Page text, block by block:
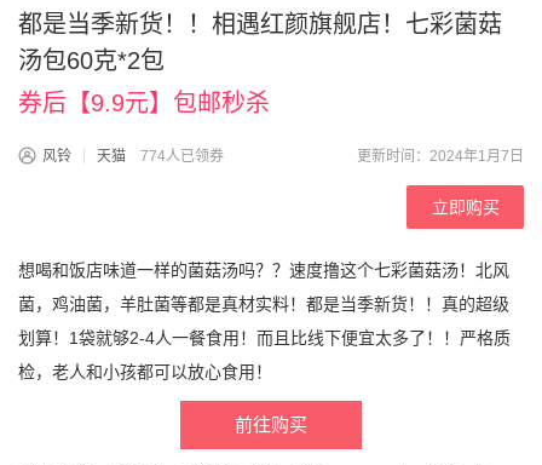
都是当季新货！！相遇红颜旗舰店！七彩菌菇
汤包60克*2包
券后【9.9元】包邮秒杀
风铃 天猫 774人已领券 更新时间：2024年1月7日
立即购买
想喝和饭店味道一样的菌菇汤吗？？速度撸这个七彩菌菇汤！北风
菌，鸡油菌，羊肚菌等都是真材实料！都是当季新货！！真的超级
划算！1袋就够2-4人一餐食用！而且比线下便宜太多了！！严格质
检，老人和小孩都可以放心食用！
前往购买